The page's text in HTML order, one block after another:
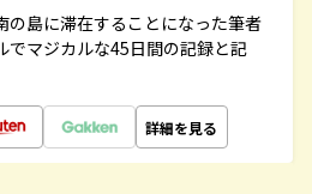
の島に滞在することになった筆者
でマジカルな45日間の記録と記
詳細を見る